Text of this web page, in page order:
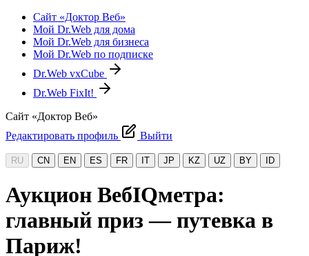
Сайт «Доктор Веб»
Мой Dr.Web для дома
Мой Dr.Web для бизнеса
Мой Dr.Web по подписке
Dr.Web vxCube
Dr.Web FixIt!
Сайт «Доктор Веб»
Редактировать профиль
Выйти
RU CN EN ES FR IT JP KZ UZ BY ID
Аукцион ВебIQметра:
главный приз — путевка в
Париж!